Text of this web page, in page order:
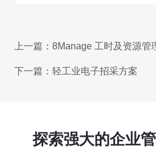
上一篇： 8Manage 工时及资源管
下一篇： 轻工业电子招采方案
探索强大的企业